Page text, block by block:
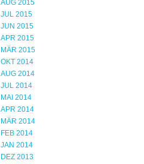
AUG 2015
JUL 2015
JUN 2015
APR 2015
MÄR 2015
OKT 2014
AUG 2014
JUL 2014
MAI 2014
APR 2014
MÄR 2014
FEB 2014
JAN 2014
DEZ 2013